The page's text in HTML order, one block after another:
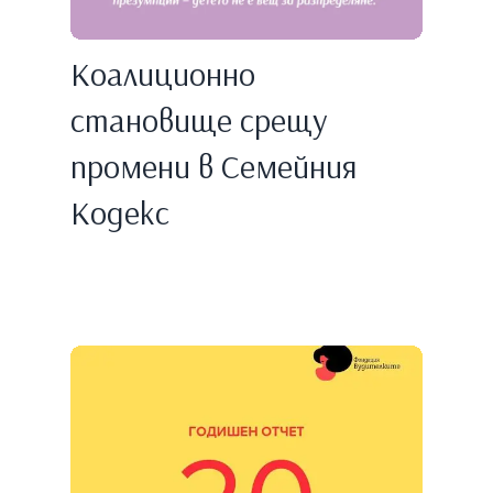
Коалиционно
становище срещу
промени в Семейния
Кодекс